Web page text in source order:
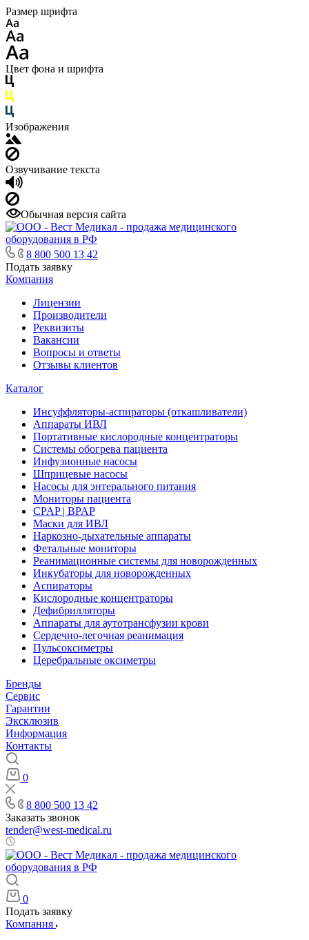
Размер шрифта
Цвет фона и шрифта
Изображения
Озвучивание текста
Обычная версия сайта
8 800 500 13 42
Подать заявку
Компания
Лицензии
Производители
Реквизиты
Вакансии
Вопросы и ответы
Отзывы клиентов
Каталог
Инсуффляторы-аспираторы (откашливатели)
Аппараты ИВЛ
Портативные кислородные концентраторы
Системы обогрева пациента
Инфузионные насосы
Шприцевые насосы
Насосы для энтерального питания
Мониторы пациента
CPAP | BPAP
Маски для ИВЛ
Наркозно-дыхательные аппараты
Фетальные мониторы
Реанимационные системы для новорожденных
Инкубаторы для новорожденных
Аспираторы
Кислородные концентраторы
Дефибрилляторы
Аппараты для аутотрансфузии крови
Сердечно-легочная реанимация
Пульсоксиметры
Церебральные оксиметры
Бренды
Сервис
Гарантии
Эксклюзив
Информация
Контакты
0
8 800 500 13 42
Заказать звонок
tender@west-medical.ru
0
Подать заявку
Компания